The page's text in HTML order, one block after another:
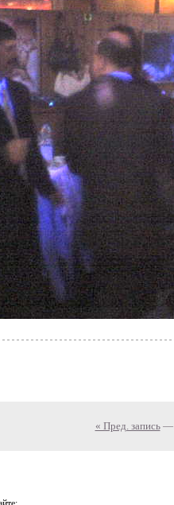
« Пред. запись—